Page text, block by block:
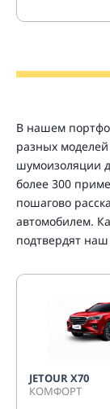
В нашем
разных
шумоизоляции
более 300
пошагово
автомобилем.
подтвердят
JETOUR Х70
КОМФОРТ